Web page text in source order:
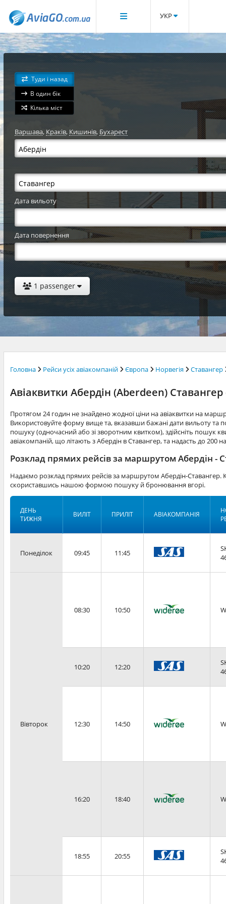
УКР
Туди і назад
В один бік
Кілька міст
Варшава,Краків,Кишинів,Бухарест
Дата вильоту
Дата повернення
1 passenger
Головна Рейси усіх авіакомпаній Європа Норвегія Ставангер
Авіаквитки Абердін (Aberdeen)
Протягом 24 годин не знайдено жодної ціни на авіаквитки на
Використовуйте форму вище та, вказавши бажані дати вильоту та
пошуку (одночасний або зі зворотним квитком), здійсніть пошук
авіакомпаній, що літають з Абердін в Ставангер, та надасть до 200
Розклад прямих рейсів за маршрутом Абердін -
Надаємо розклад прямих рейсів за маршрутом Абердін-Ставангер.
скориставшись нашою формою пошуку й бронювання вгорі.
ДЕНЬ
ТИЖНЯ
ВИЛІТ ПРИЛІТ АВІАКОМПАНІЯ
Понеділок 09:45 11:45
Вівторок
08:30 10:50
10:20 12:20
12:30 14:50
16:20 18:40
18:55 20:55